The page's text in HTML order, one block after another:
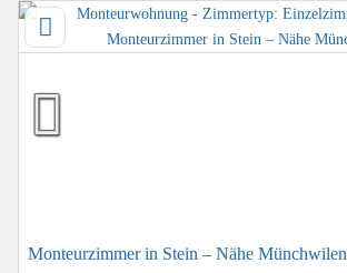
Monteurzimmer in Stein – Nähe Münchwilen